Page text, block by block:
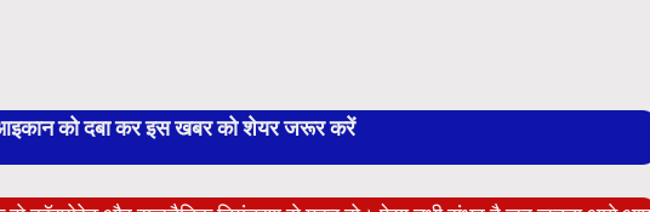
को दबा कर इस खबर को शेयर जरूर करें